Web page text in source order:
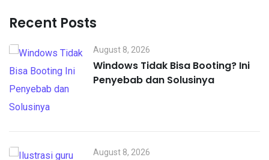
Recent Posts
August 8, 2026
Windows Tidak Bisa Booting? Ini
Penyebab dan Solusinya
August 8, 2026